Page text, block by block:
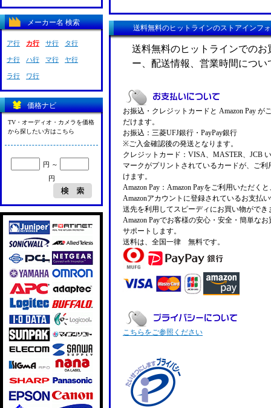
送料無料のヒットラインのストアインフ
送料無料のヒットラインでの
ー、配送情報、営業時間につ
お振込・クレジットカードと Amazon Pay が
だけます。
お振込：三菱UFJ銀行・PayPay銀行
※ご入金確認後の発送となります。
クレジットカード：VISA、MASTER、JCB
マークがプリントされているカードが、ご利
けます。
Amazon Pay：Amazon Payをご利用いただく
Amazonアカウントに登録されているお支払
送先を利用してスピーディにお買い物ができ
Amazon Payでお客様の安心・安全・簡単な
サポートします。
送料は、全国一律 無料です。
こちらをご参照ください
メーカー名 検索
ア行 カ行 サ行 タ行
ナ行 ハ行 マ行 ヤ行
ラ行 ワ行
価格ナビ
TV・オーディオ・カメラを価格
から探したい方はこちら
円 ～
円